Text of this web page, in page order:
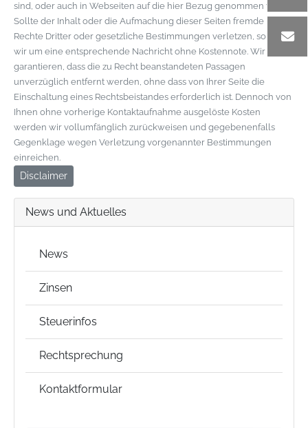
sind, oder auch in Webseiten auf die hier Bezug genommen wird.
Sollte der Inhalt oder die Aufmachung dieser Seiten fremde
Rechte Dritter oder gesetzliche Bestimmungen verletzen, so bitten
wir um eine entsprechende Nachricht ohne Kostennote. Wir
garantieren, dass die zu Recht beanstandeten Passagen
unverzüglich entfernt werden, ohne dass von Ihrer Seite die
Einschaltung eines Rechtsbeistandes erforderlich ist. Dennoch von
Ihnen ohne vorherige Kontaktaufnahme ausgelöste Kosten
werden wir vollumfänglich zurückweisen und gegebenenfalls
Gegenklage wegen Verletzung vorgenannter Bestimmungen
einreichen.
Disclaimer
News und Aktuelles
News
Zinsen
Steuerinfos
Rechtsprechung
Kontaktformular